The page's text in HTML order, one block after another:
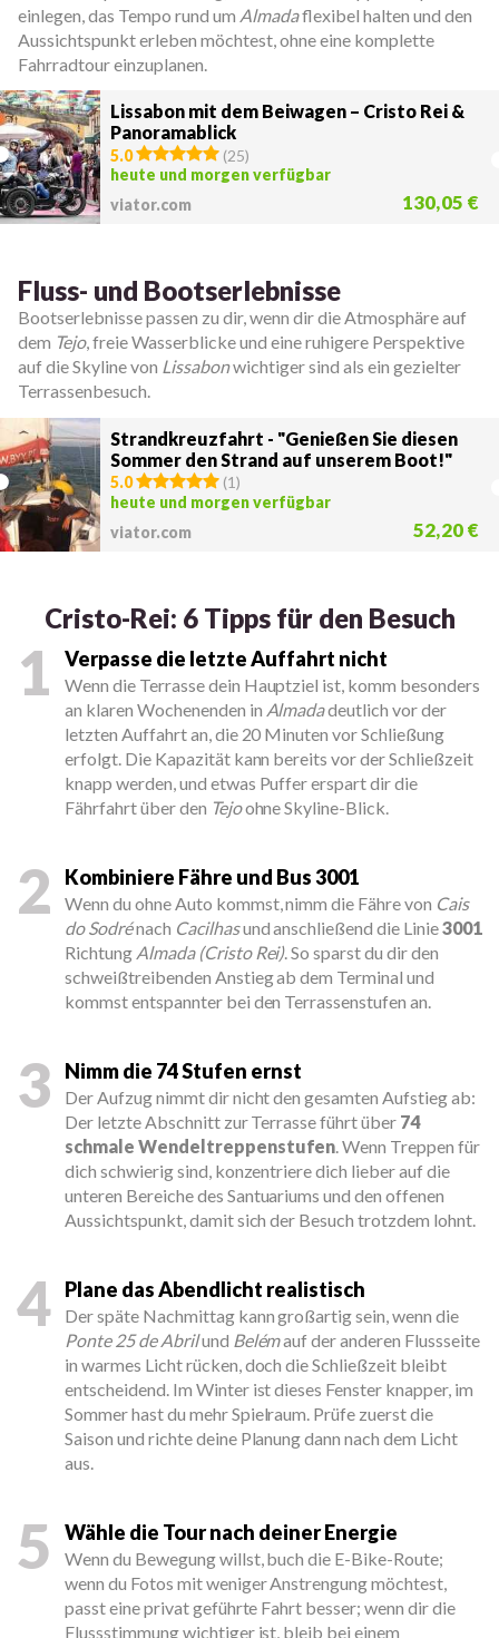
einlegen, das Tempo rund um Almadaflexibel halten und den
Aussichtspunkt erleben möchtest, ohne eine komplette
Fahrradtour einzuplanen.
Lissabon mit dem Beiwagen – Cristo Rei &
Panoramablick
5.0 (25)
heute und morgen verfügbar
viator.com
130,05 €
Fluss- und Bootserlebnisse
Bootserlebnisse passen zu dir, wenn dir die Atmosphäre auf
dem Tejo, freie Wasserblicke und eine ruhigere Perspektive
auf die Skyline von Lissabonwichtiger sind als ein gezielter
Terrassenbesuch.
Strandkreuzfahrt - "Genießen Sie diesen
Sommer den Strand auf unserem Boot!"
5.0 (1)
heute und morgen verfügbar
viator.com
52,20 €
Cristo-Rei: 6 Tipps für den Besuch
1 Verpasse die letzte Auffahrt nicht
Wenn die Terrasse dein Hauptziel ist, komm besonders
an klaren Wochenenden in Almadadeutlich vor der
letzten Auffahrt an, die 20 Minuten vor Schließung
erfolgt. Die Kapazität kann bereits vor der Schließzeit
knapp werden, und etwas Puffer erspart dir die
Fährfahrt über den Tejoohne Skyline-Blick.
2 Kombiniere Fähre und Bus 3001
Wenn du ohne Auto kommst, nimm die Fähre von Cais
do Sodrénach Cacilhasund anschließend die Linie3001
Richtung Almada (Cristo Rei). So sparst du dir den
schweißtreibenden Anstieg ab dem Terminal und
kommst entspannter bei den Terrassenstufen an.
3 Nimm die 74 Stufen ernst
Der Aufzug nimmt dir nicht den gesamten Aufstieg ab:
Der letzte Abschnitt zur Terrasse führt über 74
schmale Wendeltreppenstufen. Wenn Treppen für
dich schwierig sind, konzentriere dich lieber auf die
unteren Bereiche des Santuariums und den offenen
Aussichtspunkt, damit sich der Besuch trotzdem lohnt.
4 Plane das Abendlicht realistisch
Der späte Nachmittag kann großartig sein, wenn die
Ponte 25 de Abrilund Belémauf der anderen Flussseite
in warmes Licht rücken, doch die Schließzeit bleibt
entscheidend. Im Winter ist dieses Fenster knapper, im
Sommer hast du mehr Spielraum. Prüfe zuerst die
Saison und richte deine Planung dann nach dem Licht
aus.
5 Wähle die Tour nach deiner Energie
Wenn du Bewegung willst, buch die E-Bike-Route;
wenn du Fotos mit weniger Anstrengung möchtest,
passt eine privat geführte Fahrt besser; wenn dir die
Flussstimmung wichtiger ist, bleib bei einem